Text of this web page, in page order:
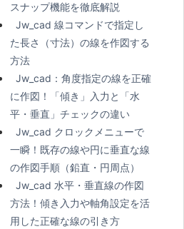
スナップ機能を徹底解説
Jw_cad 線コマンドで指定し
た長さ（寸法）の線を作図する
方法
Jw_cad：角度指定の線を正確
に作図！「傾き」入力と「水
平・垂直」チェックの違い
Jw_cad クロックメニューで
一瞬！既存の線や円に垂直な線
の作図手順（鉛直・円周点）
Jw_cad 水平・垂直線の作図
方法！傾き入力や軸角設定を活
用した正確な線の引き方